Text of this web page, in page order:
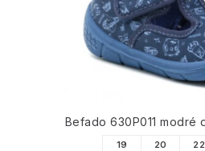
Befado 630P011 modré
19 20 22